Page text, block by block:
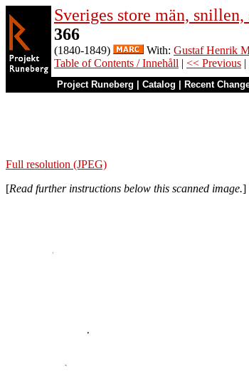
Sveriges store män,
366
(1840-1849) With: Gustaf Henrik
Table of Contents / Innehåll | << Previous |
Project Runeberg Catalog Recent
Full resolution (JPEG)
[Read further instructions below this scanned image.]